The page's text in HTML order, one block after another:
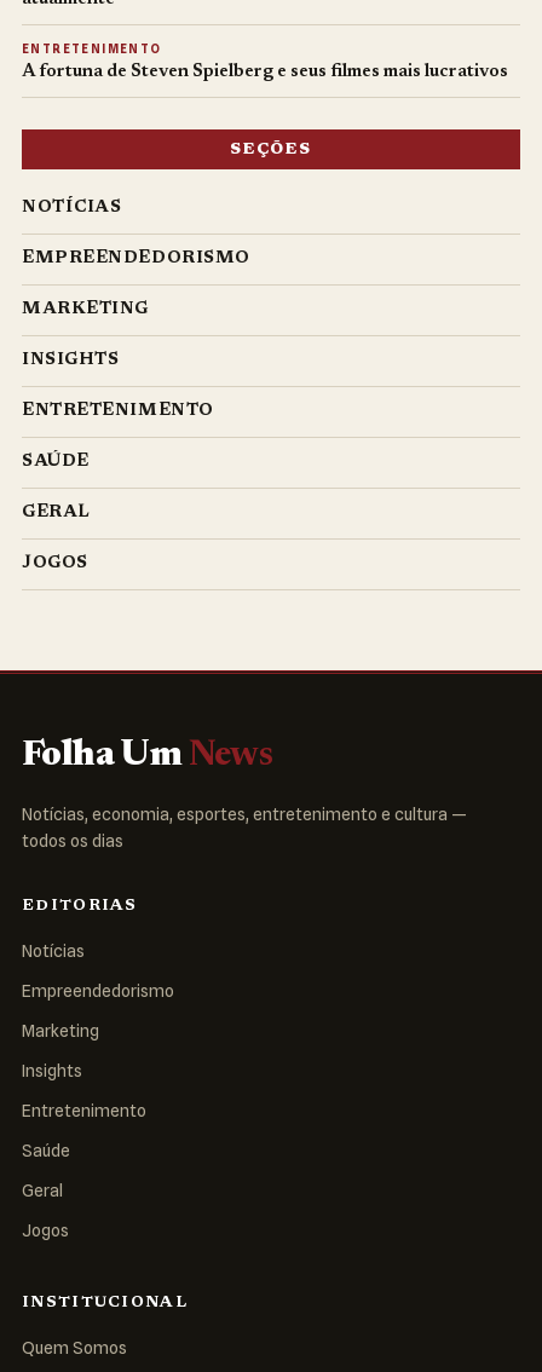
ENTRETENIMENTO
A fortuna de Steven Spielberg e seus filmes mais lucrativos
SEÇÕES
NOTÍCIAS
EMPREENDEDORISMO
MARKETING
INSIGHTS
ENTRETENIMENTO
SAÚDE
GERAL
JOGOS
Folha Um News
Notícias, economia, esportes, entretenimento e cultura —
todos os dias
EDITORIAS
Notícias
Empreendedorismo
Marketing
Insights
Entretenimento
Saúde
Geral
Jogos
INSTITUCIONAL
Quem Somos